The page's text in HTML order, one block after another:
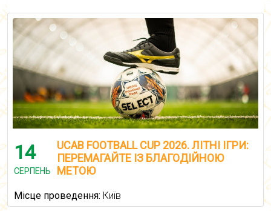
14
СЕРПЕНЬ
UCAB FOOTBALL CUP 2026. ЛІТНІ ІГРИ:
ПЕРЕМАГАЙТЕ ІЗ БЛАГОДІЙНОЮ
МЕТОЮ
Місце проведення: Київ